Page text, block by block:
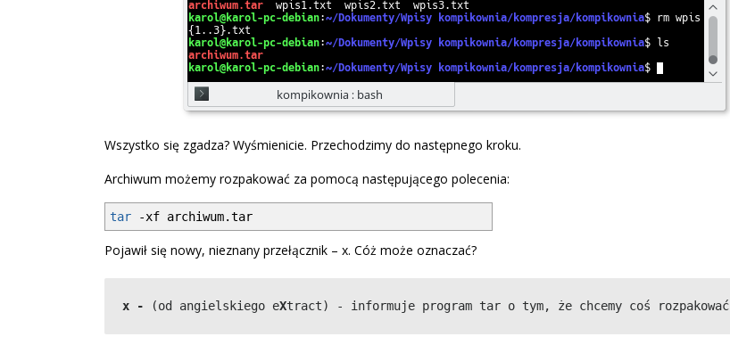
Wszystko się zgadza? Wyśmienicie. Przechodzimy do następnego kroku.
Archiwum możemy rozpakować za pomocą następującego polecenia:
tar -xf archiwum.tar
Pojawił się nowy, nieznany przełącznik – x. Cóż może oznaczać?
x - (od angielskiego eXtract) - informuje program tar o tym, że chcemy coś rozpakować